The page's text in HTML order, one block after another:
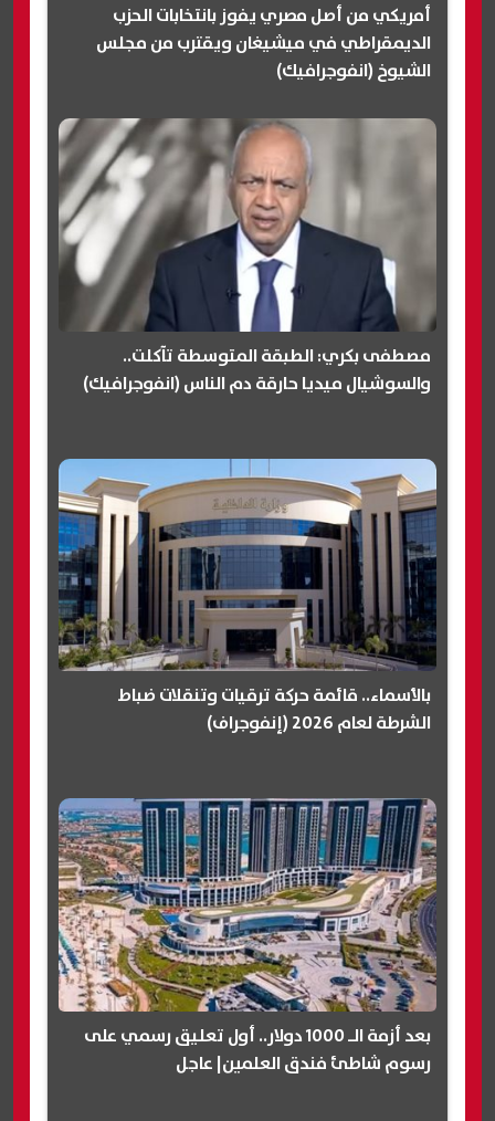
أمريكي من أصل مصري يفوز بانتخابات الحزب
الديمقراطي في ميشيغان ويقترب من مجلس
الشيوخ (انفوجرافيك)
مصطفى بكري: الطبقة المتوسطة تآكلت..
والسوشيال ميديا حارقة دم الناس (انفوجرافيك)
بالأسماء.. قائمة حركة ترقيات وتنقلات ضباط
الشرطة لعام 2026 (إنفوجراف)
بعد أزمة الـ 1000 دولار.. أول تعليق رسمي على
رسوم شاطئ فندق العلمين| عاجل